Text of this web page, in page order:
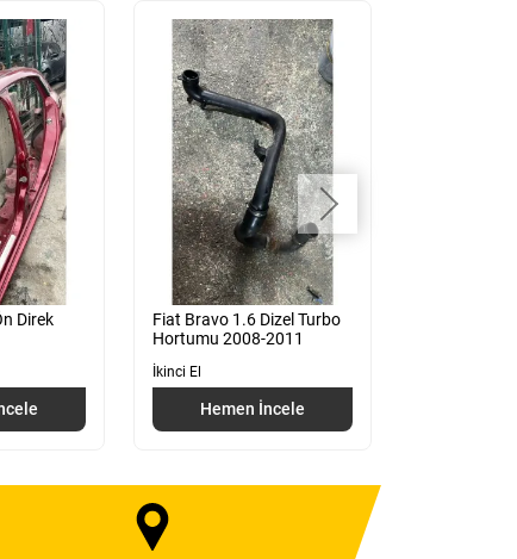
Direk
Fiat Bravo 1.6 Dizel Turbo
Hortumu 2008-2011
İkinci El
Hemen İncele